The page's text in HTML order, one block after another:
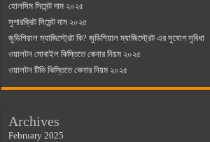
হোলসিম সিমেন্ট দাম ২০২৫
সুপারক্রিট সিমেন্ট দাম ২০২৫
জুডিশিয়াল ম্যাজিস্ট্রেট কি? জুডিশিয়াল ম্যাজিস্ট্রেট এর সুযোগ সুবিধা
ওয়ালটন মোবাইল কিস্তিতে কেনার নিয়ম ২০২৫
ওয়ালটন টিভি কিস্তিতে কেনার নিয়ম ২০২৫
Archives
February 2025